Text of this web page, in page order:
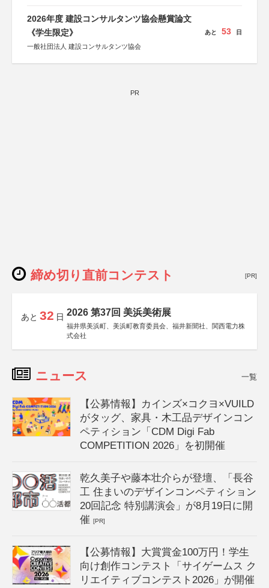
2026年度 建設コンサルタンツ協会懸賞論文
《学生限定》
一般社団法人 建設コンサルタンツ協会
あと 53 日
PR
締め切り直前コンテスト [PR]
あと 32 日 2026 第37回 美浜美術展
福井県美浜町、美浜町教育委員会、福井新聞社、関西電力株
式会社
ニュース 一覧
【公募情報】カインズ×コクヨ×VUILD
がタッグ、家具・木工品デザインコン
ペティション「CDM Digi Fab
COMPETITION 2026」を初開催
乾久美子や藤本壮介らが登壇、「長谷
工 住まいのデザインコンペティション
20回記念 特別講演会」が8月19日に開
催[PR]
【公募情報】大賞賞金100万円！学生
向け創作コンテスト「サイゲームス ク
リエイティブコンテスト2026」が開催